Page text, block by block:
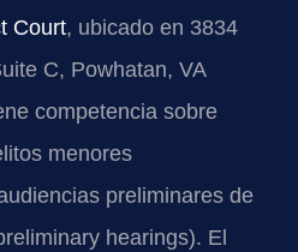
Court, ubicado en 3834
C, Powhatan, VA
competencia sobre
menores
preliminares de
hearings). El